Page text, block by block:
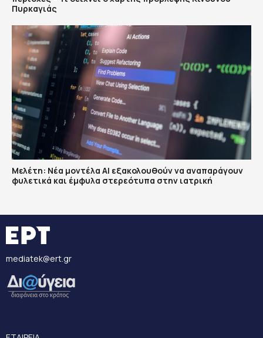
Πυρκαγιάς
Μελέτη: Νέα μοντέλα ΑΙ εξακολουθούν να αναπαράγουν
φυλετικά και έμφυλα στερεότυπα στην ιατρική
mediatek@ert.gr